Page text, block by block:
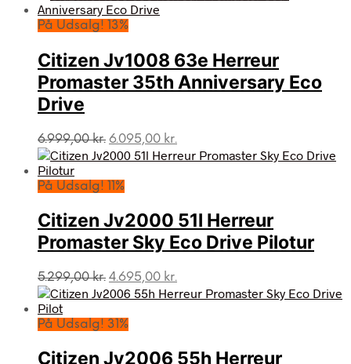
pris
var:
På Udsalg! 13%
Citizen Jv1008 63e Herreur
Promaster 35th Anniversary Eco
Drive
6.999,00kr. Den
oprindelige
var:
6.095,00 kr.
aktuelle
På Udsalg! 11%
Citizen Jv2000 51l Herreur
Promaster Sky Eco Drive Pilotur
5.299,00kr. Den
oprindelige
var:
4.695,00 kr.
aktuelle
På Udsalg! 31%
Citizen Jv2006 55h Herreur